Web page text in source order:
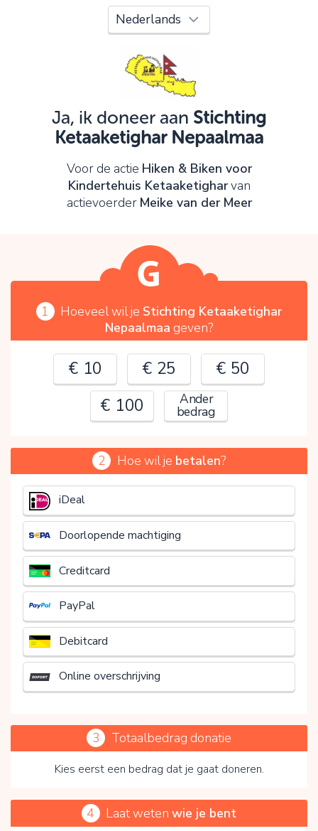
Ja, ik doneer aan Stichting
Ketaaketighar Nepaalmaa
Voor de actie Hiken & Biken voor
Kindertehuis Ketaaketigharvan
actievoerder Meike van der Meer
1 Hoeveel wil je Stichting Ketaaketighar
Nepaalmaa geven?
€ 10 € 25
€ 50
€ 100
Ander
bedrag
€
2 Hoe wil je betalen?
iDeal
Doorlopende machtiging
Creditcard
PayPal
Debitcard
Online overschrijving
3 Totaalbedrag donatie
Kies eerst een bedrag dat je gaat doneren.
4 Laat wetenwie je bent
Oeps!
Je kunt nog niet verder vanwege:
Controleer en verbeter je invoer en probeer het
OK